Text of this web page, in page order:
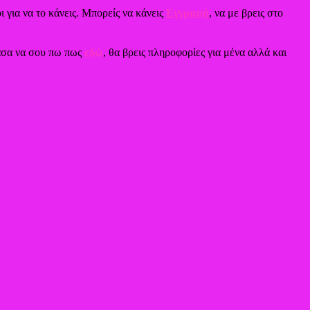
να το κάνεις. Μπορείς να κάνεις Εγγραφή, να με βρεις στο
να σου πω πως εδώ, θα βρεις πληροφορίες για μένα αλλά και